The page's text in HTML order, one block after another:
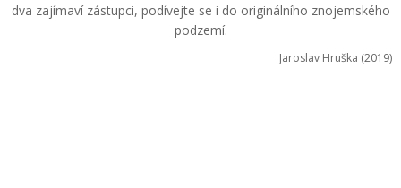
dva zajímaví zástupci, podívejte se i do originálního znojemského
podzemí.
Jaroslav Hruška (2019)